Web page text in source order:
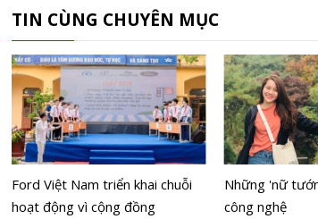
TIN CÙNG CHUYÊN MỤC
Ford Việt Nam triển khai chuỗi
hoạt động vì cộng đồng
Những 'nữ
công nghệ